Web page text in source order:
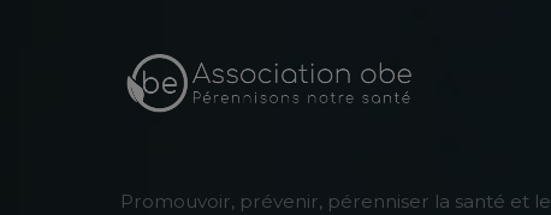
Promouvoir, prévenir, pérenniser la santé et le